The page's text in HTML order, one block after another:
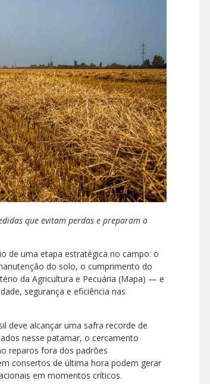
que evitam perdas e preparam o
de uma etapa estratégica no campo: o
do solo, o cumprimento do
da Agricultura e Pecuária (Mapa) — e
segurança e eficiência nas
deve alcançar uma safra recorde de
nesse patamar, o cercamento
reparos fora dos padrões
consertos de última hora podem gerar
em momentos críticos.